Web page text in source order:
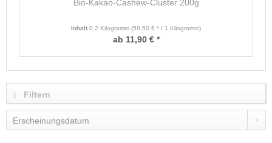
Bio-Kakao-Cashew-Cluster 200g
Inhalt 0.2 Kilogramm (59,50 € * / 1 Kilogramm)
ab 11,90 € *
Filtern